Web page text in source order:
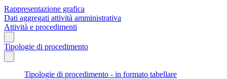
Rappresentazione grafica
Dati aggregati attività amministrativa
Attività e procedimenti
Tipologie di procedimento
Tipologie di procedimento - in formato tabellare